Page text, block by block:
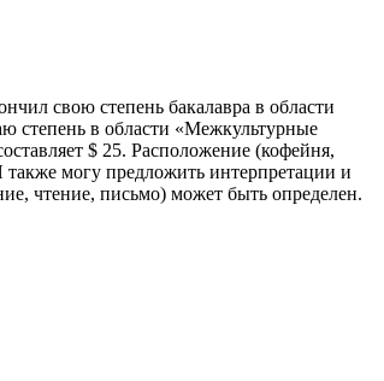
свою степень бакалавра в области
степень в области «Межкультурные
$ 25. Расположение (кофейня,
могу предложить интерпретации и
чтение, письмо) может быть определен.